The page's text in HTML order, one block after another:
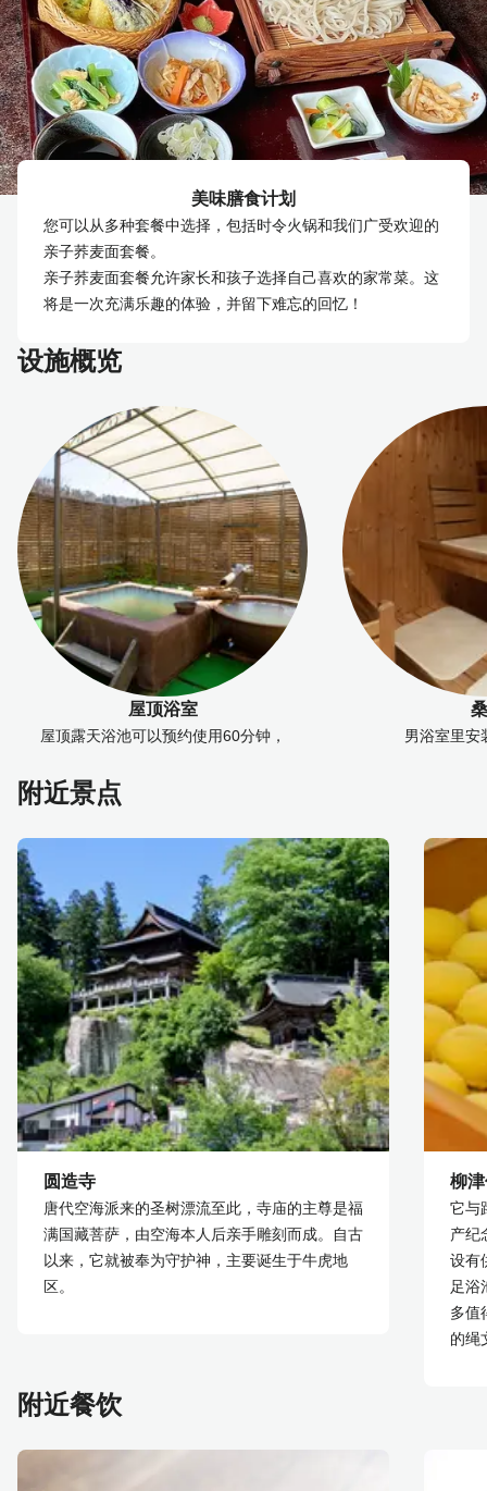
美味膳食计划
您可以从多种套餐中选择，包括时令火锅和我们广受欢迎的
亲子荞麦面套餐。
亲子荞麦面套餐允许家长和孩子选择自己喜欢的家常菜。这
将是一次充满乐趣的体验，并留下难忘的回忆！
设施概览
屋顶浴室
屋顶露天浴池可以预约使用60分钟， 男浴室里安
附近景点
圆造寺
唐代空海派来的圣树漂流至此，寺庙的主尊是福
满国藏菩萨，由空海本人后亲手雕刻而成。自古
以来，它就被奉为守护神，主要诞生于牛虎地
区。
柳
它与
产纪
设有
足浴
多值
的绳
附近餐饮